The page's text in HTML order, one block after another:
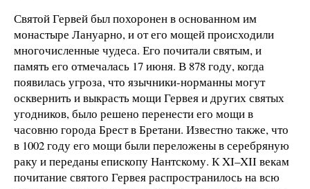
Святой Гервей был похоронен в основанном им
монастыре Лануарно, и от его мощей происходили
многочисленные чудеса. Его почитали святым, и
память его отмечалась 17 июня. В 878 году, когда
появилась угроза, что язычники-норманны могут
осквернить и выкрасть мощи Гервея и других святых
угодников, было решено перенести его мощи в
часовню города Брест в Бретани. Известно также, что
в 1002 году его мощи были переложены в серебряную
раку и переданы епископу Нантскому. К XI–XII векам
почитание святого Гервея распространилось на всю